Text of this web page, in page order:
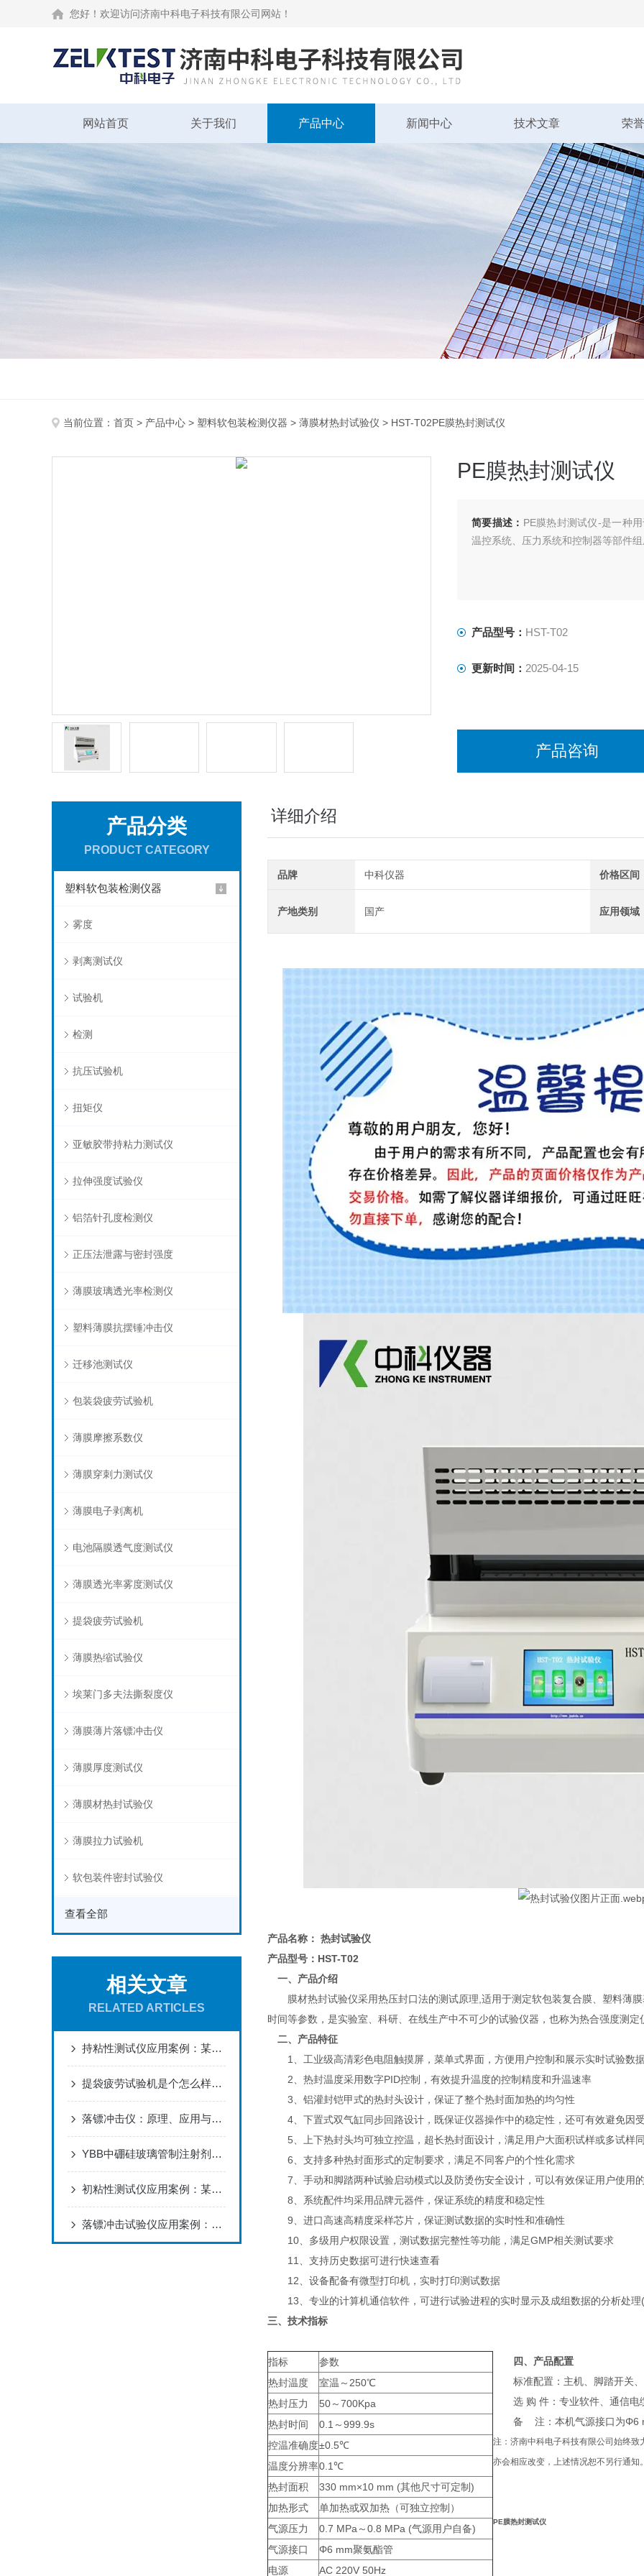
您好！欢迎访问济南中科电子科技有限公司网站！
网站首页 关于我们 产品中心 新闻中心 技术文章 荣
当前位置： 首页 > 产品中心 > 塑料软包装检测仪器 > 薄膜材热封试验仪 > HST-T02PE膜热封测试仪
PE膜热封测试仪
简要描述： PE膜热封测试仪-是一种
温控系统、压力系统和控制器等部件
产品型号： HST-T02
更新时间： 2025-04-15
产品咨询
产品分类
PRODUCT CATEGORY
塑料软包装检测仪器
雾度
剥离测试仪
试验机
检测
抗压试验机
扭矩仪
亚敏胶带持粘力测试仪
拉伸强度试验仪
铝箔针孔度检测仪
正压法泄露与密封强度
薄膜玻璃透光率检测仪
塑料薄膜抗摆锤冲击仪
迁移池测试仪
包装袋疲劳试验机
薄膜摩擦系数仪
薄膜穿刺力测试仪
薄膜电子剥离机
电池隔膜透气度测试仪
薄膜透光率雾度测试仪
提袋疲劳试验机
薄膜热缩试验仪
埃莱门多夫法撕裂度仪
薄膜薄片落镖冲击仪
薄膜厚度测试仪
薄膜材热封试验仪
薄膜拉力试验机
软包装件密封试验仪
查看全部
相关文章
RELATED ARTICLES
持粘性测试仪应用案例：某品牌防水创可贴的淋浴场景可靠性验证
提袋疲劳试验机是个怎么样的设备？
落镖冲击仪：原理、应用与未来发展解析
YBB中硼硅玻璃管制注射剂瓶线热膨胀系数测定仪技术参数介绍
初粘性测试仪应用案例：某智能手机屏幕保护膜新品研发的品质锚定
落镖冲击试验仪应用案例：某科研机构对可降解地膜力学性能的衰减研究
详细介绍
品牌 中科仪器 价格区间
产地类别 国产 应用领域
产品名称： 热封试验仪
产品型号：HST-T02
一、产品介绍
膜材热封试验仪采用热压封口法的测试原理,适用于测定软包装复合膜、塑料薄
时间等参数，是实验室、科研、在线生产中不可少的试验仪器，也称为热合强度测
二、产品特征
1、工业级高清彩色电阻触摸屏，菜单式界面，方便用户控制和展示实时试验数
2、热封温度采用数字PID控制，有效提升温度的控制精度和升温速率
3、铝灌封铠甲式的热封头设计，保证了整个热封面加热的均匀性
4、下置式双气缸同步回路设计，既保证仪器操作中的稳定性，还可有效避免因
5、上下热封头均可独立控温，超长热封面设计，满足用户大面积试样或多试样
6、支持多种热封面形式的定制要求，满足不同客户的个性化需求
7、手动和脚踏两种试验启动模式以及防烫伤安全设计，可以有效保证用户使用
8、系统配件均采用品牌元器件，保证系统的精度和稳定性
9、进口高速高精度采样芯片，保证测试数据的实时性和准确性
10、多级用户权限设置，测试数据完整性等功能，满足GMP相关测试要求
11、支持历史数据可进行快速查看
12、设备配备有微型打印机，实时打印测试数据
13、专业的计算机通信软件，可进行试验进程的实时显示及成组数据的分析处理
三、技术指标
指标
参数
热封温度
室温～250℃
热封压力
50～700Kpa
热封时间
0.1～999.9s
控温准确度±0.5℃
温度分辨率0.1℃
热封面积
330 mm×10 mm (其他尺寸可定制)
加热形式
单加热或双加热（可独立控制）
气源压力
0.7 MPa～0.8 MPa (气源用户自备)
气源接口
Φ6 mm聚氨酯管
电源
AC 220V 50Hz
四、产品配置
标准配置：主机、脚踏开关、
选 购 件：专业软件、通信电
备 注：本机气源接口为Φ6
注： 济南中科电子科技有限公司 始终致
亦会相应改变，上述情况恕不另行通
PE膜热封测试仪